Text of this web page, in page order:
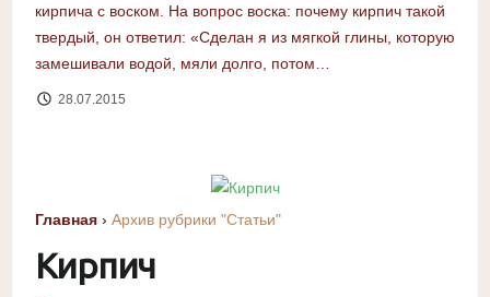
кирпича с воском. На вопрос воска: почему кирпич такой
твердый, он ответил: «Сделан я из мягкой глины, которую
замешивали водой, мяли долго, потом…
28.07.2015
Главная › Архив рубрики "Статьи"
Кирпич